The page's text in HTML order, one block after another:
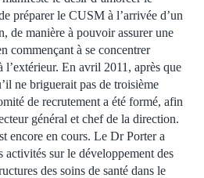
préparer le CUSM à l’arrivée d’un
de manière à pouvoir assurer une
commençant à se concentrer
l’extérieur. En avril 2011, après que
ne briguerait pas de troisième
de recrutement a été formé, afin
général et chef de la direction.
encore en cours. Le Dr Porter a
activités sur le développement des
des soins de santé dans le